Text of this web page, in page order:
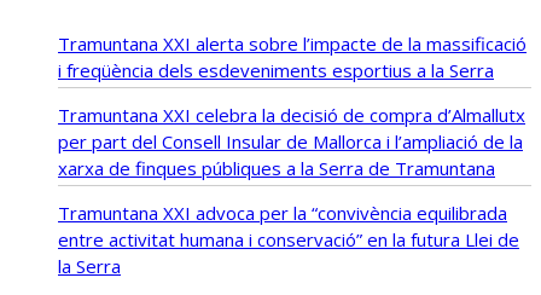
Tramuntana XXI alerta sobre l’impacte de la massificació
i freqüència dels esdeveniments esportius a la Serra
Tramuntana XXI celebra la decisió de compra d’Almallutx
per part del Consell Insular de Mallorca i l’ampliació de la
xarxa de finques públiques a la Serra de Tramuntana
Tramuntana XXI advoca per la “convivència equilibrada
entre activitat humana i conservació” en la futura Llei de
la Serra